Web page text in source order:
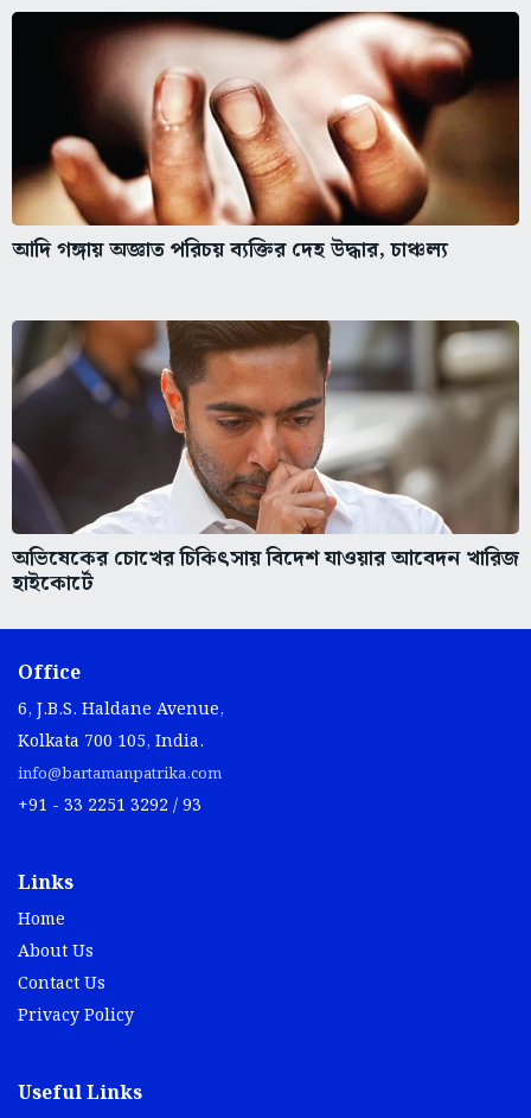
আদি গঙ্গায় অজ্ঞাত পরিচয় ব্যক্তির দেহ উদ্ধার, চাঞ্চল্য
অভিষেকের চোখের চিকিৎসায় বিদেশ যাওয়ার আবেদন খারিজ
হাইকোর্টে
Office
6, J.B.S. Haldane Avenue,
Kolkata 700 105, India.
info@bartamanpatrika.com
+91 - 33 2251 3292 / 93
Links
Home
About Us
Contact Us
Privacy Policy
Useful Links